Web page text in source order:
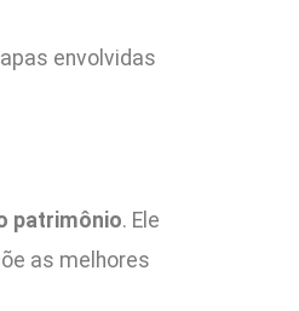
envolvidas
patrimônio. Ele
as melhores